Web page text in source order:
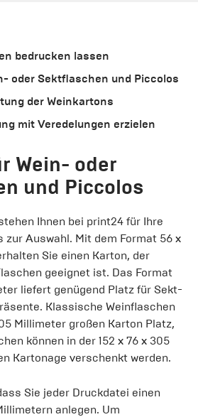
bedrucken lassen
oder Sektflaschen und Piccolos
der Weinkartons
mit Veredelungen erzielen
Wein- oder
und Piccolos
Ihnen bei print24 für Ihre
zur Auswahl. Mit dem Format 56 x
Sie einen Karton, der
geeignet ist. Das Format
liefert genügend Platz für Sekt-
Klassische Weinflaschen
Millimeter großen Karton Platz,
können in der 152 x 76 x 305
Kartonage verschenkt werden.
Sie jeder Druckdatei einen
anlegen. Um